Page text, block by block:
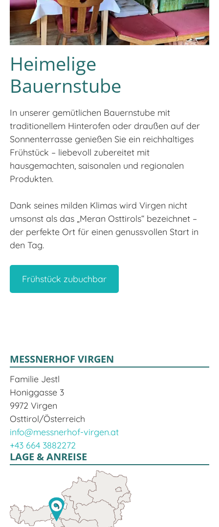
Heimelige
Bauernstube
In unserer gemütlichen Bauernstube mit
traditionellem Hinterofen oder draußen auf der
Sonnenterrasse genießen Sie ein reichhaltiges
Frühstück – liebevoll zubereitet mit
hausgemachten, saisonalen und regionalen
Produkten.
Dank seines milden Klimas wird Virgen nicht
umsonst als das „Meran Osttirols“ bezeichnet –
der perfekte Ort für einen genussvollen Start in
den Tag.
Frühstück zubuchbar
MESSNERHOF VIRGEN
Familie Jestl
Honiggasse 3
9972 Virgen
Osttirol/Österreich
info@messnerhof-virgen.at
+43 664 3882272
LAGE & ANREISE